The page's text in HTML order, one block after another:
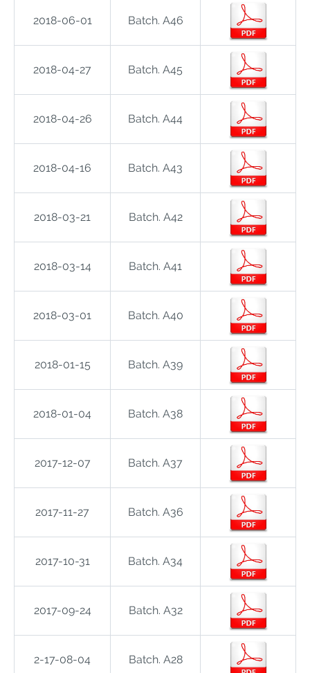
2018-06-01 Batch. A46
2018-04-27 Batch. A45
2018-04-26 Batch. A44
2018-04-16 Batch. A43
2018-03-21 Batch. A42
2018-03-14 Batch. A41
2018-03-01 Batch. A40
2018-01-15 Batch. A39
2018-01-04 Batch. A38
2017-12-07 Batch. A37
2017-11-27 Batch. A36
2017-10-31 Batch. A34
2017-09-24 Batch. A32
2-17-08-04 Batch. A28